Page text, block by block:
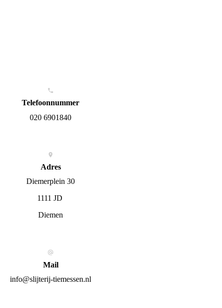
Telefoonnummer
020 6901840
Adres
Diemerplein 30
1111 JD
Diemen
Mail
info@slijterij-tiemessen.nl